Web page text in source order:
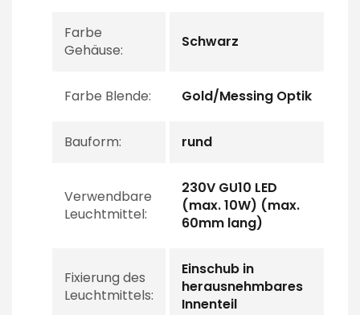
Farbe
Gehäuse:
Schwarz
Farbe Blende: Gold/Messing Optik
Bauform: rund
Verwendbare
Leuchtmittel:
230V GU10 LED
(max. 10W) (max.
60mm lang)
Fixierung des
Leuchtmittels:
Einschub in
herausnehmbares
Innenteil